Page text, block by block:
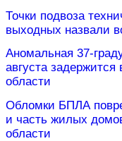
Точки подвоза
выходных назвали
Аномальная 37-
августа задержится
области
Обломки БПЛА
и часть жилых
области